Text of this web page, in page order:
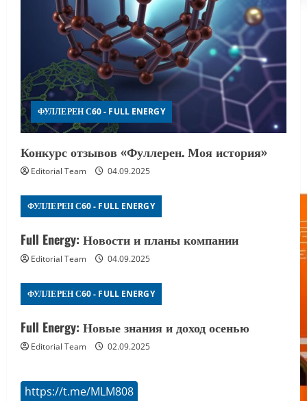
ФУЛЛЕРЕН С60 - FULL ENERGY
Конкурс отзывов «Фуллерен. Моя история»
Editorial Team 04.09.2025
ФУЛЛЕРЕН С60 - FULL ENERGY
Full Energy: Новости и планы компании
Editorial Team 04.09.2025
ФУЛЛЕРЕН С60 - FULL ENERGY
Full Energy: Новые знания и доход осенью
Editorial Team 02.09.2025
https://t.me/MLM808